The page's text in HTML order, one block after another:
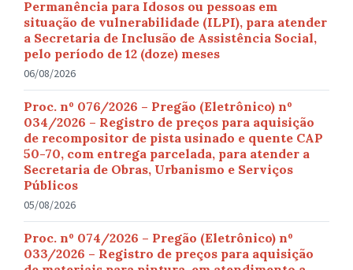
Permanência para Idosos ou pessoas em
situação de vulnerabilidade (ILPI), para atender
a Secretaria de Inclusão de Assistência Social,
pelo período de 12 (doze) meses
06/08/2026
Proc. nº 076/2026 – Pregão (Eletrônico) nº
034/2026 – Registro de preços para aquisição
de recompositor de pista usinado e quente CAP
50-70, com entrega parcelada, para atender a
Secretaria de Obras, Urbanismo e Serviços
Públicos
05/08/2026
Proc. nº 074/2026 – Pregão (Eletrônico) nº
033/2026 – Registro de preços para aquisição